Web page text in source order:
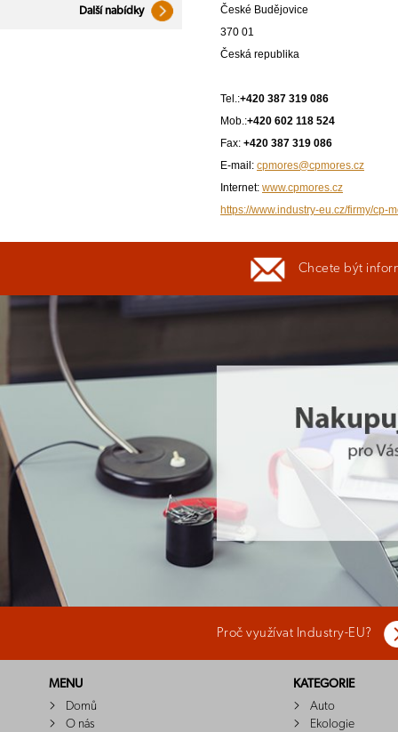
Další nabídky
České Budějovice
370 01
Česká republika
Tel.:+420 387 319 086
Mob.:+420 602 118 524
Fax: +420 387 319 086
E-mail: cpmores@cpmores.cz
Internet: www.cpmores.cz
https://www.industry-eu.cz/firmy/cp-
Chcete být
Proč využívat Industry-EU?
MENU
Domů
O nás
KATEGORIE
Auto
Ekologie